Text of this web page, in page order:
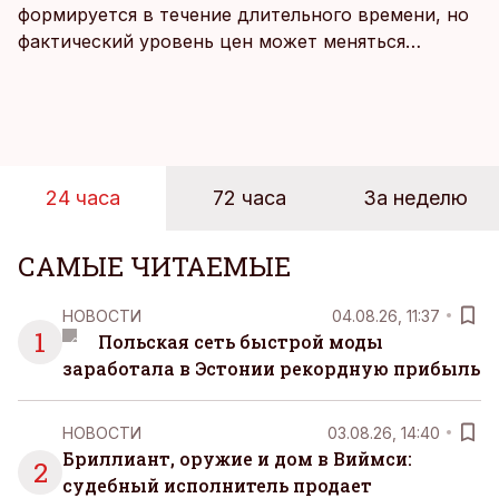
формируется в течение длительного времени, но
фактический уровень цен может меняться
24 часа 72 часа За неделю
САМЫЕ ЧИТАЕМЫЕ
1
НОВОСТИ 04.08.26, 11:37
Польская сеть быстрой моды
заработала в Эстонии рекордную прибыль
2
НОВОСТИ 03.08.26, 14:40
Бриллиант, оружие и дом в Виймси:
судебный исполнитель продает